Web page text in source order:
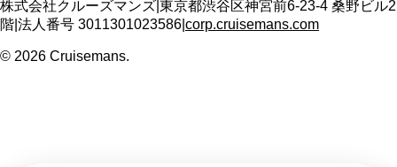
株式会社クルーズマンズ 東京都渋谷区神宮前6-23-4 桑野ビル2
階 法人番号 3011301023586 corp.cruisemans.com
© 2026 Cruisemans.